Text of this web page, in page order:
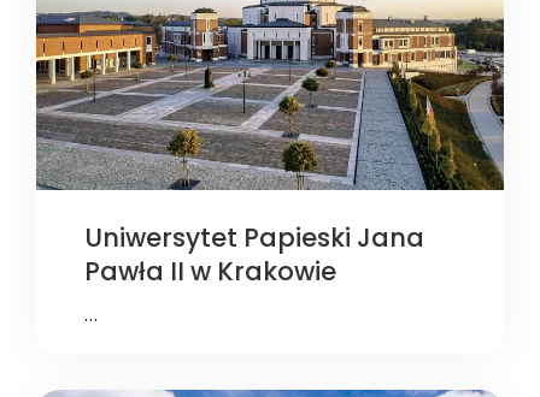
Uniwersytet Papieski Jana
Pawła II w Krakowie
…